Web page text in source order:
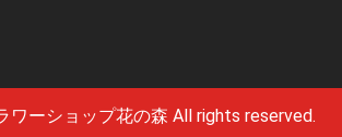
ワーショップ花の森 All rights reserved.